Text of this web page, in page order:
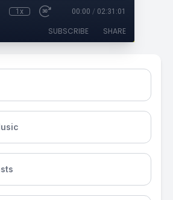
1x 00:00 / 02:31:01
SUBSCRIBE SHARE